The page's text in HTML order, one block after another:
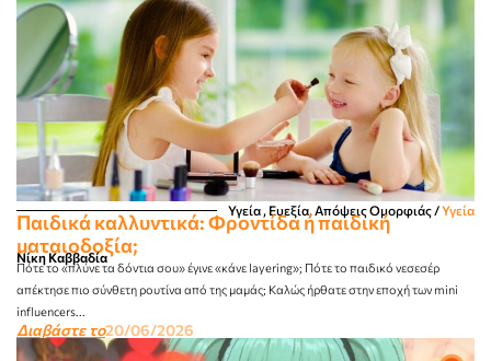
Υγεία , Ευεξία, Απόψεις Ομορφιάς​ /Υγεία
Παιδικά καλλυντικά: Φροντίδα ή παιδική
ματαιοδοξία;
Νίκη Καββαδία
Πότε το «πλύνε τα δόντια σου» έγινε «κάνε layering»; Πότε το παιδικό νεσεσέρ
απέκτησε πιο σύνθετη ρουτίνα από της μαμάς; Καλώς ήρθατε στην εποχή των mini
influencers...
Διαβάστε το20/06/2026